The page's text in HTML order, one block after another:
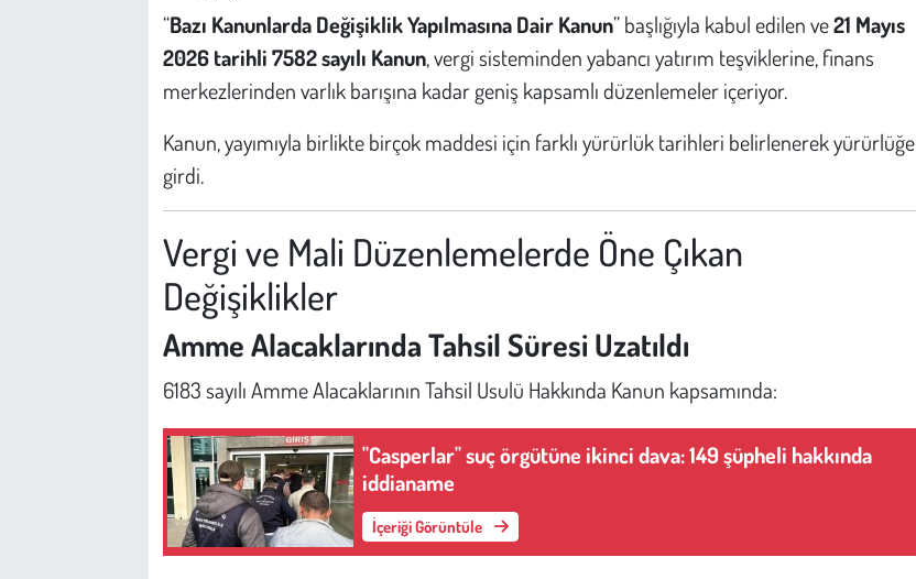
“Bazı Kanunlarda Değişiklik Yapılmasına Dair Kanun” başlığıyla kabul edilen ve21 Mayıs
2026 tarihli 7582 sayılı Kanun, vergi sisteminden yabancı yatırım teşviklerine, finans
merkezlerinden varlık barışına kadar geniş kapsamlı düzenlemeler içeriyor.
Kanun, yayımıyla birlikte birçok maddesi için farklı yürürlük tarihleri belirlenerek yürürlüğe
girdi.
Vergi ve Mali Düzenlemelerde Öne Çıkan
Değişiklikler
Amme Alacaklarında Tahsil Süresi Uzatıldı
6183 sayılı Amme Alacaklarının Tahsil Usulü Hakkında Kanun kapsamında:
"Casperlar" suç örgütüne ikinci dava: 149 şüpheli hakkında
iddianame
İçeriği Görüntüle